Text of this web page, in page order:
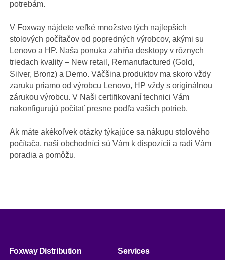
potrebám.
V Foxway nájdete veľké množstvo tých najlepších
stolových počítačov od popredných výrobcov, akými su
Lenovo a HP. Naša ponuka zahŕňa desktopy v rôznych
triedach kvality – New retail, Remanufactured (Gold,
Silver, Bronz) a Demo. Väčšina produktov ma skoro vždy
zaruku priamo od výrobcu Lenovo, HP vždy s originálnou
zárukou výrobcu. V Naši certifikovaní technici Vám
nakonfigurujú počítať presne podľa vašich potrieb.
Ak máte akékoľvek otázky týkajúce sa nákupu stolového
počítača, naši obchodníci sú Vám k dispozícii a radi Vám
poradia a pomôžu.
Foxway Distribution Services